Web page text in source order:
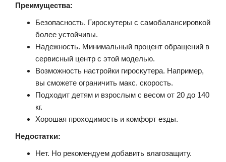
Преимущества:
Безопасность. Гироскутеры с самобалансировкой
более устойчивы.
Надежность. Минимальный процент обращений в
сервисный центр с этой моделью.
Возможность настройки гироскутера. Например,
вы сможете ограничить макс. скорость.
Подходит детям и взрослым с весом от 20 до 140
кг.
Хорошая проходимость и комфорт езды.
Недостатки:
Нет. Но рекомендуем добавить влагозащиту.